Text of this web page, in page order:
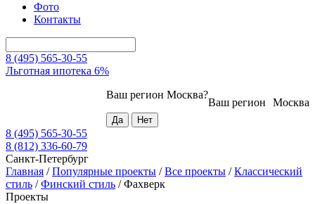
Фото
Контакты
8 (495) 565-30-55
Льготная ипотека 6%
Москва
Ваш регион
Ваш регион Москва?
8 (495) 565-30-55
8 (812) 336-60-79
Санкт-Петербург
Главная /Популярные проекты /Все проекты /Классический
стиль /Финский стиль /Фахверк
Проекты